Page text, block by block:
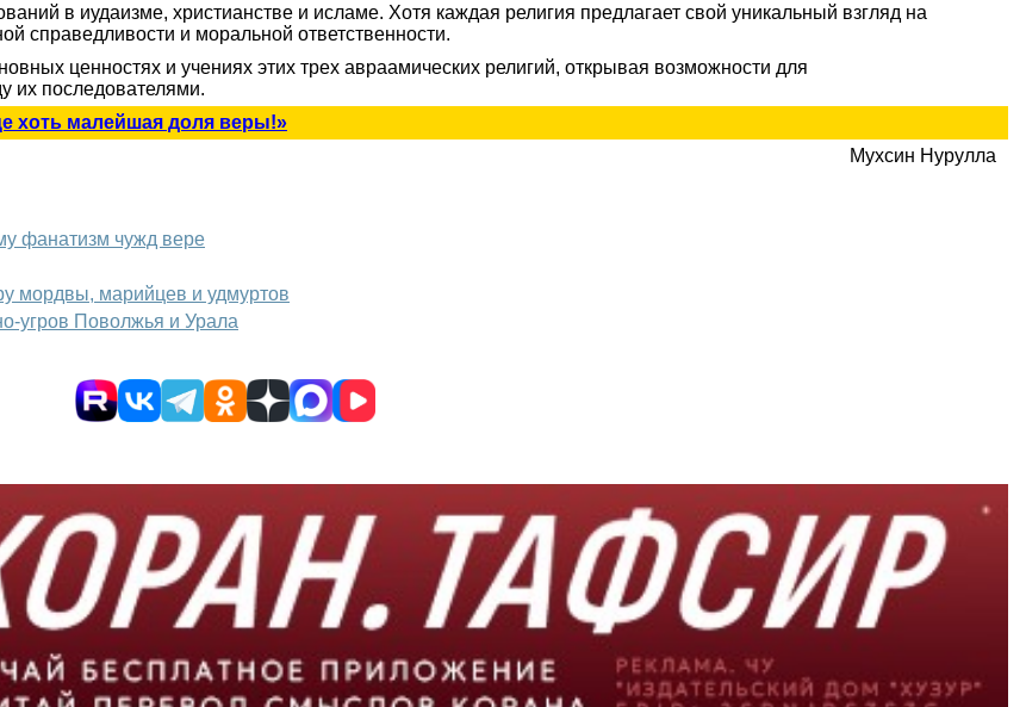
в иудаизме, христианстве и исламе. Хотя каждая религия предлагает свой уникальный взгляд на
справедливости и моральной ответственности.
ценностях и учениях этих трех авраамических религий, открывая возможности для
их последователями.
хоть малейшая доля веры!»
Мухсин Нурулла
фанатизм чужд вере
мордвы, марийцев и удмуртов
угров Поволжья и Урала